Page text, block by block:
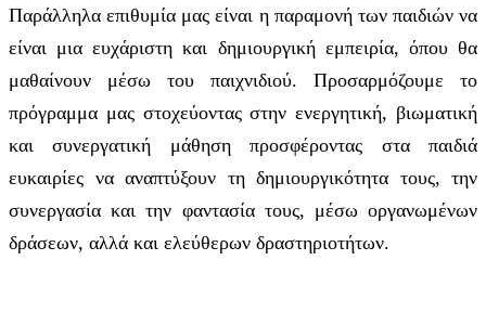
Παράλληλα επιθυμία μας είναι η παραμονή των παιδιών να
είναι μια ευχάριστη και δημιουργική εμπειρία, όπου θα
μαθαίνουν μέσω του παιχνιδιού. Προσαρμόζουμε το
πρόγραμμα μας στοχεύοντας στην ενεργητική, βιωματική
και συνεργατική μάθηση προσφέροντας στα παιδιά
ευκαιρίες να αναπτύξουν τη δημιουργικότητα τους, την
συνεργασία και την φαντασία τους, μέσω οργανωμένων
δράσεων, αλλά και ελεύθερων δραστηριοτήτων.